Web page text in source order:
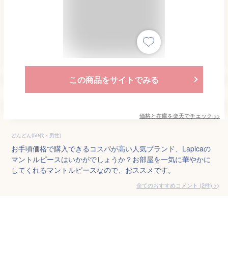
この商品をサイトでみる
価格と在庫を楽天でチェック >>
どんどん(50代・男性)
お手頃価格で購入できるコスパが高い人気ブランド、Lapicaの
マントルピースはいかがでしょうか？お部屋を一気に華やかに
してくれるマントルピースなので、おススメです。
全てのおすすめコメント (2件) >